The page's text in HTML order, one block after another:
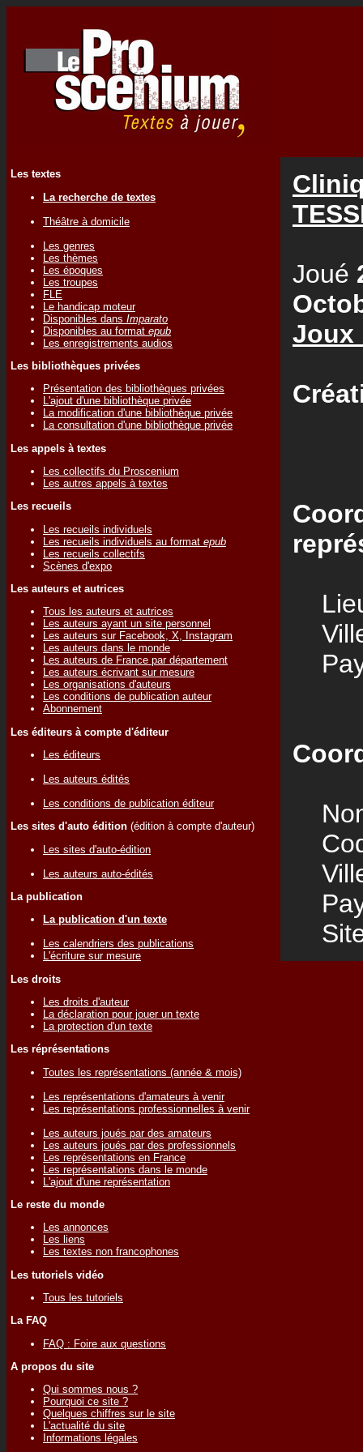
Les textes
La recherche de textes
Théâtre à domicile
Les genres
Les thèmes
Les époques
Les troupes
FLE
Le handicap moteur
Disponibles dans Imparato
Disponibles au format epub
Les enregistrements audios
Les bibliothèques privées
Présentation des bibliothèques privées
L'ajout d'une bibliothèque privée
La modification d'une bibliothèque privée
La consultation d'une bibliothèque privée
Les appels à textes
Les collectifs du Proscenium
Les autres appels à textes
Les recueils
Les recueils individuels
Les recueils individuels au format epub
Les recueils collectifs
Scènes d'expo
Les auteurs et autrices
Tous les auteurs et autrices
Les auteurs ayant un site personnel
Les auteurs sur Facebook, X, Instagram
Les auteurs dans le monde
Les auteurs de France par département
Les auteurs écrivant sur mesure
Les organisations d'auteurs
Les conditions de publication auteur
Abonnement
Les éditeurs à compte d'éditeur
Les éditeurs
Les auteurs édités
Les conditions de publication éditeur
Les sites d'auto édition (édition à compte d'auteur)
Les sites d'auto-édition
Les auteurs auto-édités
La publication
La publication d'un texte
Les calendriers des publications
L'écriture sur mesure
Les droits
Les droits d'auteur
La déclaration pour jouer un texte
La protection d'un texte
Les réprésentations
Toutes les représentations (année & mois)
Les représentations d'amateurs à venir
Les représentations professionnelles à venir
Les auteurs joués par des amateurs
Les auteurs joués par des professionnels
Les représentations en France
Les représentations dans le monde
L'ajout d'une représentation
Le reste du monde
Les annonces
Les liens
Les textes non francophones
Les tutoriels vidéo
Tous les tutoriels
La FAQ
FAQ : Foire aux questions
A propos du site
Qui sommes nous ?
Pourquoi ce site ?
Quelques chiffres sur le site
L'actualité du site
Informations légales
Joué
Joux